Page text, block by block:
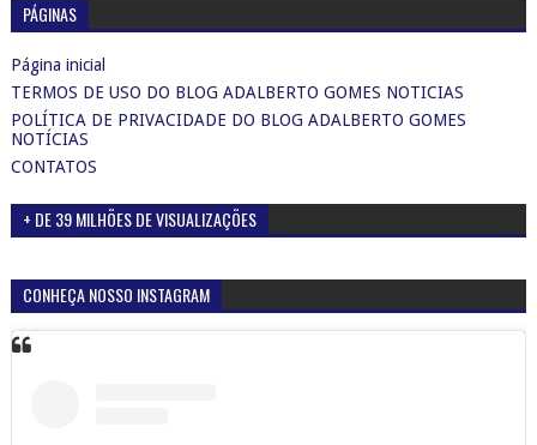
PÁGINAS
Página inicial
TERMOS DE USO DO BLOG ADALBERTO GOMES NOTICIAS
POLÍTICA DE PRIVACIDADE DO BLOG ADALBERTO GOMES
NOTÍCIAS
CONTATOS
+ DE 39 MILHÕES DE VISUALIZAÇÕES
CONHEÇA NOSSO INSTAGRAM